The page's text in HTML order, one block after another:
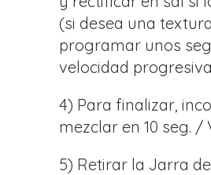
(si desea una
programar unos
velocidad progresiva
4) Para finalizar,
mezclar en 10 seg. /
5) Retirar la Jarra